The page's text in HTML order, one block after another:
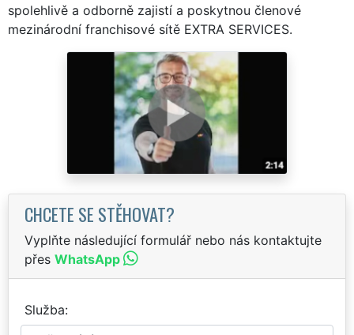
spolehlivě a odborně zajistí a poskytnou členové
mezinárodní franchisové sítě EXTRA SERVICES.
CHCETE SE STĚHOVAT?
Vyplňte následující formulář nebo nás kontaktujte
přes WhatsApp
Služba